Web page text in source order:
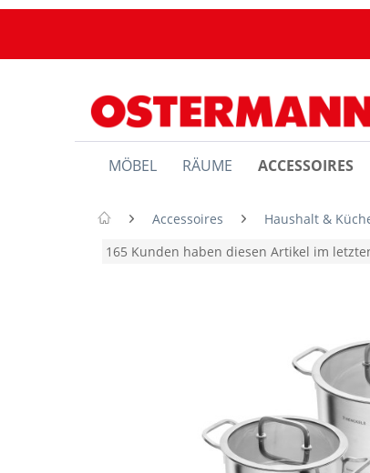
MÖBEL RÄUME ACCESSOIRES
Accessoires Haushalt &
165 Kunden haben diesen Artikel im